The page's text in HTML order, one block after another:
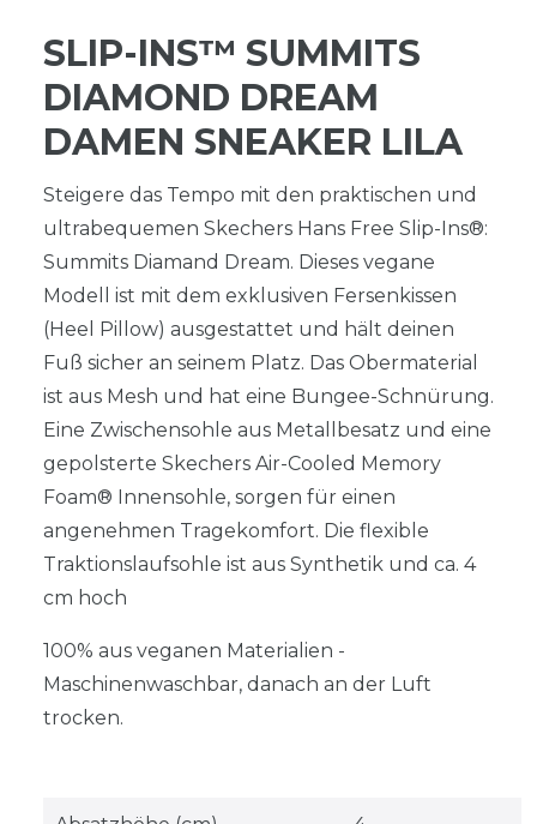
SLIP-INS™ SUMMITS
DIAMOND DREAM
DAMEN SNEAKER LILA
Steigere das Tempo mit den praktischen und
ultrabequemen Skechers Hans Free Slip-Ins®:
Summits Diamand Dream. Dieses vegane
Modell ist mit dem exklusiven Fersenkissen
(Heel Pillow) ausgestattet und hält deinen
Fuß sicher an seinem Platz. Das Obermaterial
ist aus Mesh und hat eine Bungee-Schnürung.
Eine Zwischensohle aus Metallbesatz und eine
gepolsterte Skechers Air-Cooled Memory
Foam® Innensohle, sorgen für einen
angenehmen Tragekomfort. Die flexible
Traktionslaufsohle ist aus Synthetik und ca. 4
cm hoch
100% aus veganen Materialien -
Maschinenwaschbar, danach an der Luft
trocken.